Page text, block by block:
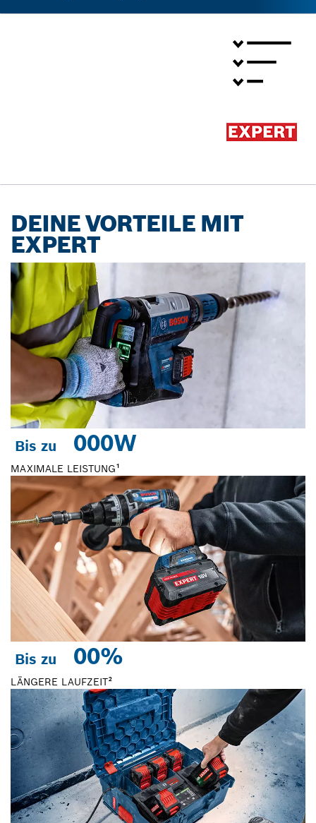
DEINE VORTEILE MIT
EXPERT
Bis zu 000W
MAXIMALE LEISTUNG¹
Bis zu 00%
LÄNGERE LAUFZEIT²